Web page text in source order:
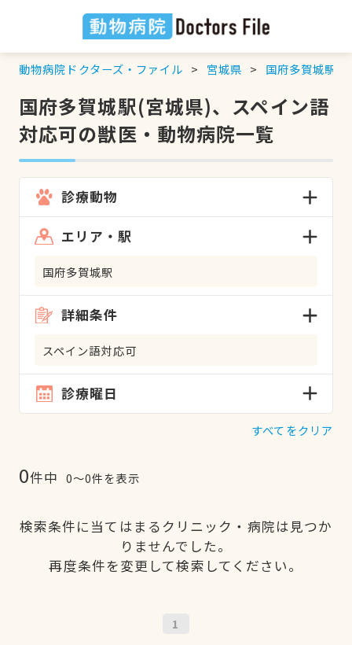
動物病院ドクターズ・ファイル 宮城県 国府多賀城駅
国府多賀城駅(宮城県)、スペイン語
対応可の獣医・動物病院一覧
診療動物
エリア・駅
国府多賀城駅
詳細条件
スペイン語対応可
診療曜日
すべてをクリア
0件中 0〜0件を表示
検索条件に当てはまるクリニック・病院は見つか
りませんでした。
再度条件を変更して検索してください。
1